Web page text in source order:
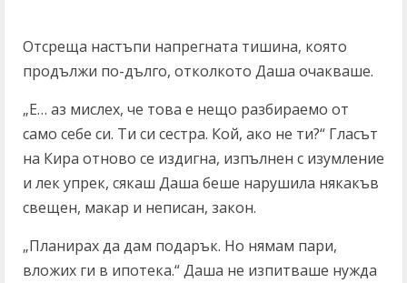
Отсреща настъпи напрегната тишина, която
продължи по-дълго, отколкото Даша очакваше.
„Е… аз мислех, че това е нещо разбираемо от
само себе си. Ти си сестра. Кой, ако не ти?“ Гласът
на Кира отново се издигна, изпълнен с изумление
и лек упрек, сякаш Даша беше нарушила някакъв
свещен, макар и неписан, закон.
„Планирах да дам подарък. Но нямам пари,
вложих ги в ипотека.“ Даша не изпитваше нужда